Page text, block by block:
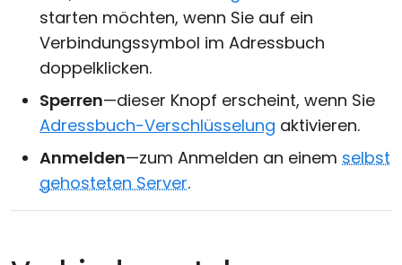
starten möchten, wenn Sie auf ein
Verbindungssymbol im Adressbuch
doppelklicken.
Sperren—dieser Knopf erscheint, wenn Sie
Adressbuch-Verschlüsselung aktivieren.
Anmelden—zum Anmelden an einem selbst
gehosteten Server.